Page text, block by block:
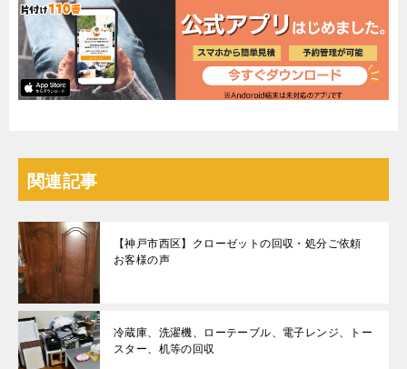
関連記事
【神戸市西区】クローゼットの回収・処分ご依頼
お客様の声
冷蔵庫、洗濯機、ローテーブル、電子レンジ、トー
スター、机等の回収